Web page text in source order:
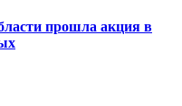
прошла акция в